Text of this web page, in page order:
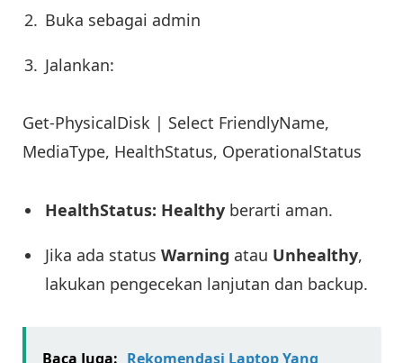
Buka sebagai admin
Jalankan:
Get-PhysicalDisk | Select FriendlyName,
MediaType, HealthStatus, OperationalStatus
HealthStatus: Healthy berarti aman.
Jika ada status Warning atau Unhealthy,
lakukan pengecekan lanjutan dan backup.
Baca Juga: Rekomendasi Laptop Yang